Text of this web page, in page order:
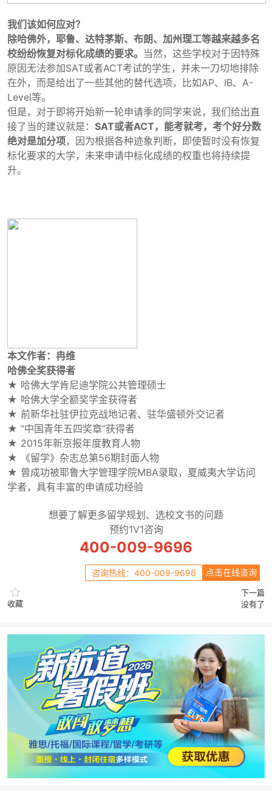
我们该如何应对？
除哈佛外，耶鲁、达特茅斯、布朗、加州理工等越来越多名
校纷纷恢复对标化成绩的要求。 当然，这些学校对于因特殊
原因无法参加SAT或者ACT考试的学生，并未一刀切地排除
在外，而是给出了一些其他的替代选项，比如AP、IB、A-
Level等。
但是，对于即将开始新一轮申请季的同学来说，我们给出直
接了当的建议就是： SAT或者ACT，能考就考，考个好分数
绝对是加分项，因为根据各种迹象判断，即使暂时没有恢复
标化要求的大学，未来申请中标化成绩的权重也将持续提
升。
本文作者：冉维
哈佛全奖获得者
★ 哈佛大学肯尼迪学院公共管理硕士
★ 哈佛大学全额奖学金获得者
★ 前新华社驻伊拉克战地记者、驻华盛顿外交记者
★ “中国青年五四奖章”获得者
★ 2015年新京报年度教育人物
★ 《留学》杂志总第56期封面人物
★ 曾成功被耶鲁大学管理学院MBA录取，夏威夷大学访问
学者，具有丰富的申请成功经验
想要了解更多留学规划、选校文书的问题
预约1V1咨询
400-009-9696
咨询热线：400-009-9696 点击在线咨询
收藏
下一篇
没有了